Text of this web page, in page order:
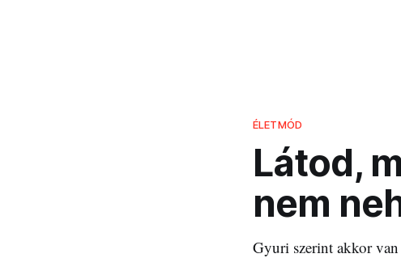
ÉLETMÓD
Látod,
nem
Gyuri szerint akkor